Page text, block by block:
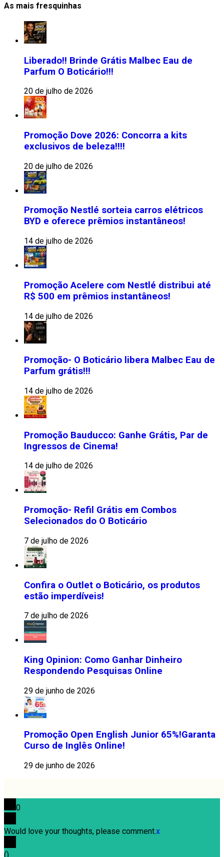
As mais fresquinhas
Liberado!! Brinde Grátis Malbec Eau de
Parfum O Boticário!!!
20 de julho de 2026
Promoção Dove 2026: Concorra a kits
exclusivos de beleza!!!!
20 de julho de 2026
Promoção Nestlé sorteia carros elétricos
BYD e oferece prêmios instantâneos!
14 de julho de 2026
Promoção Acelere com Nestlé distribui até
R$ 500 em prêmios instantâneos!
14 de julho de 2026
Promoção- O Boticário libera Malbec Eau de
Parfum grátis!!!
14 de julho de 2026
Promoção Bauducco: Ganhe Grátis, Par de
Ingressos de Cinema!
14 de julho de 2026
Promoção- Refil Grátis em Combos
Selecionados do O Boticário
7 de julho de 2026
Confira o Outlet o Boticário, os produtos
estão imperdíveis!
7 de julho de 2026
King Opinion: Como Ganhar Dinheiro
Respondendo Pesquisas Online
29 de junho de 2026
Promoção Open English Junior 65%!Garanta
Curso de Inglês Online!
29 de junho de 2026
0
Would love your thoughts, please comment.x
()